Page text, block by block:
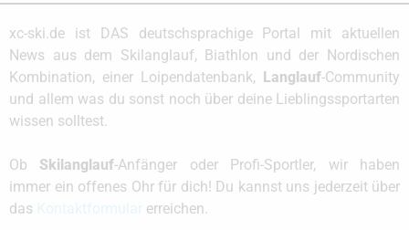
xc-ski.de ist DAS deutschsprachige Portal mit aktuellen
News aus dem Skilanglauf, Biathlon und der Nordischen
Kombination, einer Loipendatenbank,
Langlauf-Community
und allem was du sonst noch über deine Lieblingssportarten
wissen solltest.
Ob Skilanglauf-Anfänger oder Profi-Sportler, wir haben
immer ein offenes Ohr für dich! Du kannst uns jederzeit über
das
erreichen.